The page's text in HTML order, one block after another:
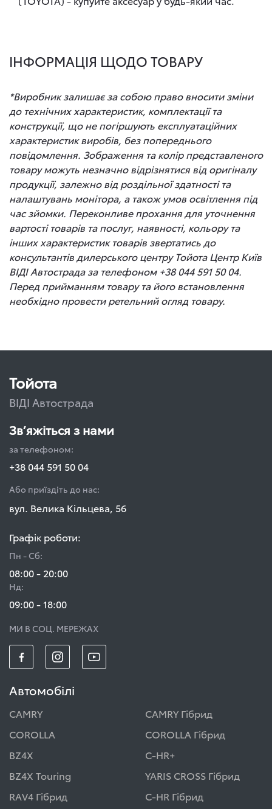
ІНФОРМАЦІЯ ЩОДО ТОВАРУ
*Виробник залишає за собою право вносити зміни
до технічних характеристик, комплектації та
конструкції, що не погіршують експлуатаційних
характеристик виробів, без попереднього
повідомлення. Зображення та колір представленого
товару можуть незначно відрізнятися від оригіналу
продукції, залежно від роздільної здатності та
налаштувань монітора, а також умов освітлення під
час зйомки. Переконливе прохання для уточнення
вартості товарів та послуг, наявності, кольору та
інших характеристик товарів звертатись до
консультантів дилерського центру Тойота Центр Київ
ВІДІ Автострада за телефоном +38 044 591 50 04.
Перед прийманням товару та його встановлення
необхідно провести ретельний огляд товару.
Тойота
ВІДІ Автострада
Зв’яжіться з нами
за телефоном:
+38 044 591 50 04
Або приїздіть до нас:
вул. Велика Кільцева, 56
Графік роботи:
Пн - Сб:
08:00 - 20:00
Нд:
09:00 - 18:00
МИ В СОЦ. МЕРЕЖАХ
Автомобілі
CAMRY
CAMRY Гібрид
COROLLA
COROLLA Гібрид
BZ4X
C-HR+
BZ4X Touring
YARIS CROSS Гібрид
RAV4 Гібрид
C-HR Гібрид